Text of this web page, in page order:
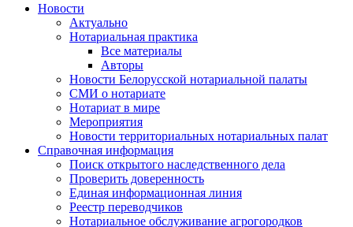
Новости
Актуально
Нотариальная практика
Все материалы
Авторы
Новости Белорусской нотариальной палаты
СМИ о нотариате
Нотариат в мире
Мероприятия
Новости территориальных нотариальных палат
Справочная информация
Поиск открытого наследственного дела
Проверить доверенность
Единая информационная линия
Реестр переводчиков
Нотариальное обслуживание агрогородков